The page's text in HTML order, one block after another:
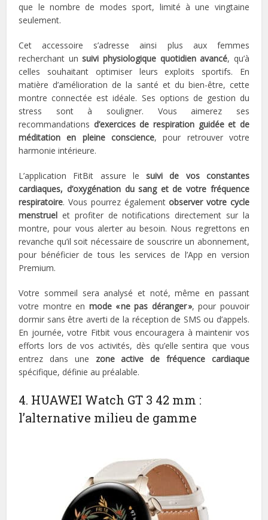
que le nombre de modes sport, limité à une vingtaine
seulement.
Cet accessoire s’adresse ainsi plus aux femmes
recherchant unsuivi physiologique quotidien avancé, qu’à
celles souhaitant optimiser leurs exploits sportifs. En
matière d’amélioration de la santé et du bien-être, cette
montre connectée est idéale. Ses options de gestion du
stress sont à souligner. Vous aimerez ses
recommandations d’exercices de respiration guidée et de
méditation en pleine conscience, pour retrouver votre
harmonie intérieure.
L’application FitBit assure lesuivi de vos constantes
cardiaques, d’oxygénation du sang et de votre fréquence
respiratoire. Vous pourrez égalementobserver votre cycle
menstruel et profiter de notifications directement sur la
montre, pour vous alerter au besoin. Nous regrettons en
revanche qu’il soit nécessaire de souscrire un abonnement,
pour bénéficier de tous les services de l’App en version
Premium.
Votre sommeil sera analysé et noté, même en passant
votre montre en mode « ne pas déranger », pour pouvoir
dormir sans être averti de la réception de SMS ou d’appels.
En journée, votre Fitbit vous encouragera à maintenir vos
efforts lors de vos activités, dès qu’elle sentira que vous
entrez dans une zone active de fréquence cardiaque
spécifique, définie au préalable.
4. HUAWEI Watch GT 3 42 mm :
l’alternative milieu de gamme